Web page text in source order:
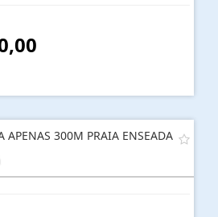
APENAS 300M PRAIA ENSEADA